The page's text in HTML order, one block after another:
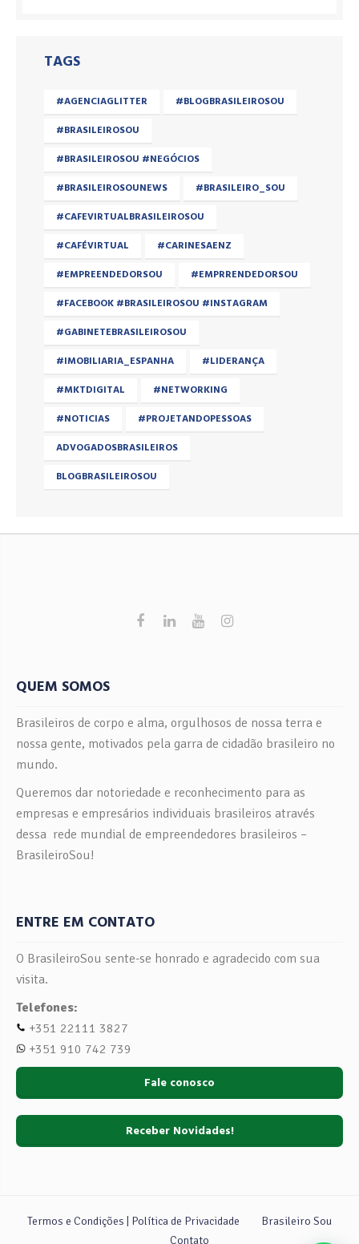
TAGS
#AGENCIAGLITTER
#BLOGBRASILEIROSOU
#BRASILEIROSOU
#BRASILEIROSOU #NEGÓCIOS
#BRASILEIROSOUNEWS
#BRASILEIRO_SOU
#CAFEVIRTUALBRASILEIROSOU
#CAFÉVIRTUAL
#CARINESAENZ
#EMPREENDEDORSOU
#EMPRRENDEDORSOU
#FACEBOOK #BRASILEIROSOU #INSTAGRAM
#GABINETEBRASILEIROSOU
#IMOBILIARIA_ESPANHA
#LIDERANÇA
#MKTDIGITAL
#NETWORKING
#NOTICIAS
#PROJETANDOPESSOAS
ADVOGADOSBRASILEIROS
BLOGBRASILEIROSOU
QUEM SOMOS
Brasileiros de corpo e alma, orgulhosos de nossa terra e
nossa gente, motivados pela garra de cidadão brasileiro no
mundo.
Queremos dar notoriedade e reconhecimento para as
empresas e empresários individuais brasileiros através
dessa rede mundial de empreendedores brasileiros –
BrasileiroSou!
ENTRE EM CONTATO
O BrasileiroSou sente-se honrado e agradecido com sua
visita.
Telefones:
+351 22111 3827
+351 910 742 739
Fale conosco
Receber Novidades!
Termos e Condições | Política de Privacidade
Brasileiro Sou
Contato